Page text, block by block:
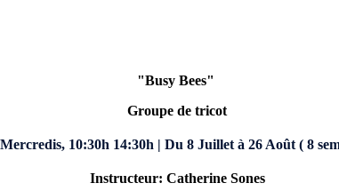
"Busy Bees"
Groupe de tricot
10:30h 14:30h | Du 8 Juillet à 26 Août ( 8
Instructeur: Catherine Sones